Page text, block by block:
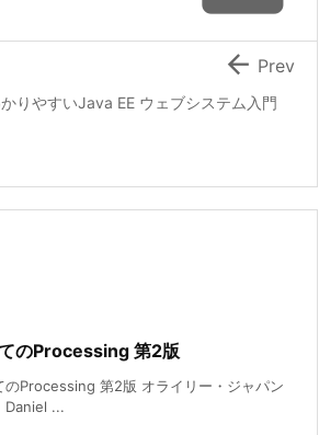
りやすいJava EE ウェブシステム入門
 Prev
のProcessing 第2版
のProcessing 第2版 オライリー・ジャパン
Daniel ...